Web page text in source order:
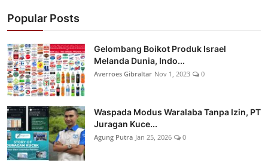
Popular Posts
Gelombang Boikot Produk Israel
Melanda Dunia, Indo...
Averroes Gibraltar Nov 1, 2023 0
Waspada Modus Waralaba Tanpa Izin, PT
Juragan Kuce...
Agung Putra Jan 25, 2026 0